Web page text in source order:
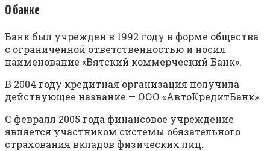
О банке
Банк был учрежден в 1992 году в форме общества
с ограниченной ответственностью и носил
наименование «Вятский коммерческий Банк».
В 2004 году кредитная организация получила
действующее название — ООО «АвтоКредитБанк».
С февраля 2005 года финансовое учреждение
является участником системы обязательного
страхования вкладов физических лиц.